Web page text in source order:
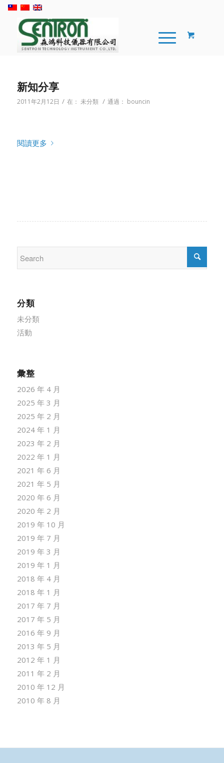
新知分享
2011年2月12日 / 在： 未分類 / 通過： bouncin
閱讀更多
分類
未分類
活動
彙整
2026 年 4 月
2025 年 3 月
2025 年 2 月
2024 年 1 月
2023 年 2 月
2022 年 1 月
2021 年 6 月
2021 年 5 月
2020 年 6 月
2020 年 2 月
2019 年 10 月
2019 年 7 月
2019 年 3 月
2019 年 1 月
2018 年 4 月
2018 年 1 月
2017 年 7 月
2017 年 5 月
2016 年 9 月
2013 年 5 月
2012 年 1 月
2011 年 2 月
2010 年 12 月
2010 年 8 月